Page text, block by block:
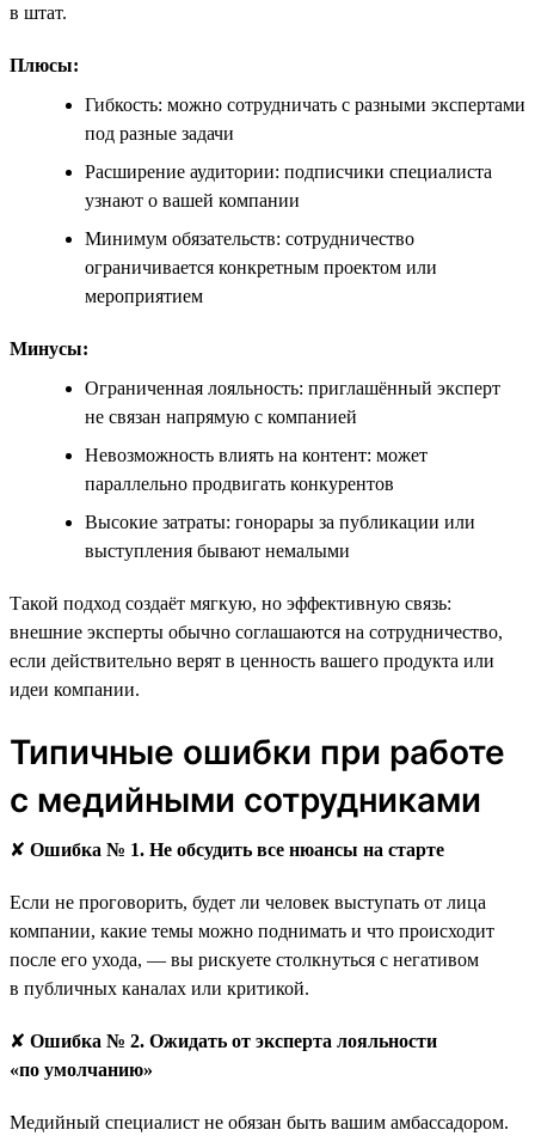
в штат.
Плюсы:
Гибкость: можно сотрудничать с разными экспертами
под разные задачи
Расширение аудитории: подписчики специалиста
узнают о вашей компании
Минимум обязательств: сотрудничество
ограничивается конкретным проектом или
мероприятием
Минусы:
Ограниченная лояльность: приглашённый эксперт
не связан напрямую с компанией
Невозможность влиять на контент: может
параллельно продвигать конкурентов
Высокие затраты: гонорары за публикации или
выступления бывают немалыми
Такой подход создаёт мягкую, но эффективную связь:
внешние эксперты обычно соглашаются на сотрудничество,
если действительно верят в ценность вашего продукта или
идеи компании.
Типичные ошибки при работе
с медийными сотрудниками
✘ Ошибка № 1. Не обсудить все нюансы на старте
Если не проговорить, будет ли человек выступать от лица
компании, какие темы можно поднимать и что происходит
после его ухода, — вы рискуете столкнуться с негативом
в публичных каналах или критикой.
✘ Ошибка № 2. Ожидать от эксперта лояльности
«по умолчанию»
Медийный специалист не обязан быть вашим амбассадором.